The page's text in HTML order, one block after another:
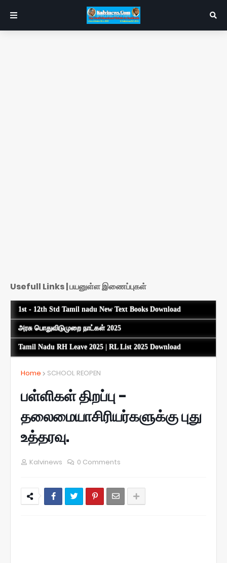
Usefull Links | பயனுள்ள இணைப்புகள்
1st - 12th Std Tamil nadu New Text Books Download
அரசு பொதுவிடுமுறை நாட்கள் 2025
Tamil Nadu RH Leave 2025 | RL List 2025 Download
Home SCHOOL REOPEN
பள்ளிகள் திறப்பு -
தலைமையாசிரியர்களுக்கு புது
உத்தரவு.
Kalvinews 0 Comments